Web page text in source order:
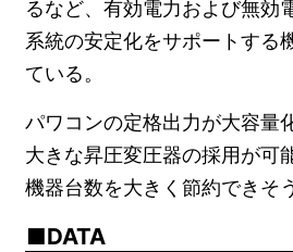
るなど、有効電力および無効
系統の安定化をサポートする
ている。
パワコンの定格出力が大容量
大きな昇圧変圧器の採用が可
機器台数を大きく節約できそ
DATA